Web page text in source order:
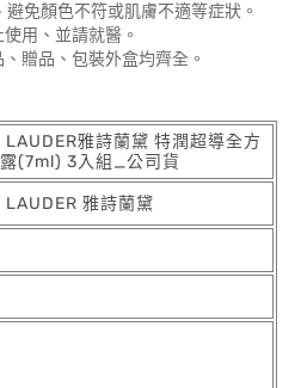
免顏色不符或肌膚不適等症狀。
用、並請就醫。
贈品、包裝外盒均齊全。
LAUDER雅詩蘭黛 特潤超導全方
(7ml) 3入組_公司貨
LAUDER 雅詩蘭黛